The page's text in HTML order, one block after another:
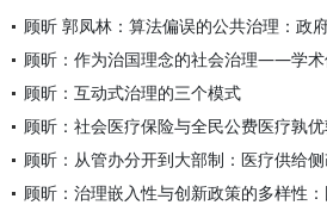
顾昕 郭凤林：算法偏误的公共治理：政
顾昕：作为治国理念的社会治理——学术
顾昕：互动式治理的三个模式
顾昕：从管办分开到大部制：医疗供给
顾昕：治理嵌入性与创新政策的多样性